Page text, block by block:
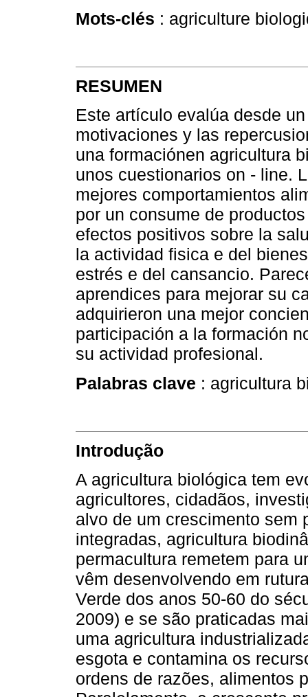
Mots-clés : agriculture
RESUMEN
Este artículo evalúa desde
motivaciones y las
una formaciónen agricultura
unos cuestionarios on - line.
mejores comportamientos
por un consume de
efectos positivos sobre la
la actividad fisica e del
estrés e del cansancio.
aprendices para mejorar su
adquirieron una mejor
participación a la formación
su actividad profesional.
Palabras clave : agricultura
Introdução
A agricultura biológica tem
agricultores, cidadãos,
alvo de um crescimento sem
integradas, agricultura
permacultura remetem para
vêm desenvolvendo em
Verde dos anos 50-60 do
2009) e se são praticadas
uma agricultura
esgota e contamina os
ordens de razões, alimentos